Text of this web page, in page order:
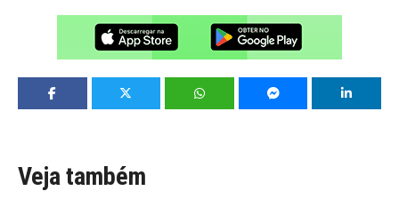
Veja também